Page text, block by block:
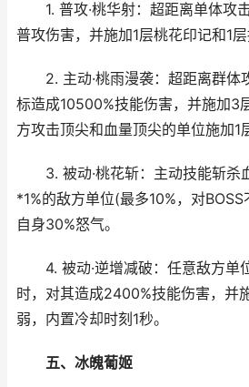
1. 普攻·桃华射：超距离单体攻
普攻伤害，并施加1层桃花印记和1层
2. 主动·桃雨漫袭：超距离群体
标造成10500%技能伤害，并施加3
方攻击顶尖和血量顶尖的单位施加1
3. 被动·桃花斩：主动技能斩杀
*1%的敌方单位(最多10%，对
自身30%怒气。
4. 被动·逆增减破：任意敌方单
时，对其造成2400%技能伤害，并
弱，内置冷却时刻1秒。
五、冰魄葡姬